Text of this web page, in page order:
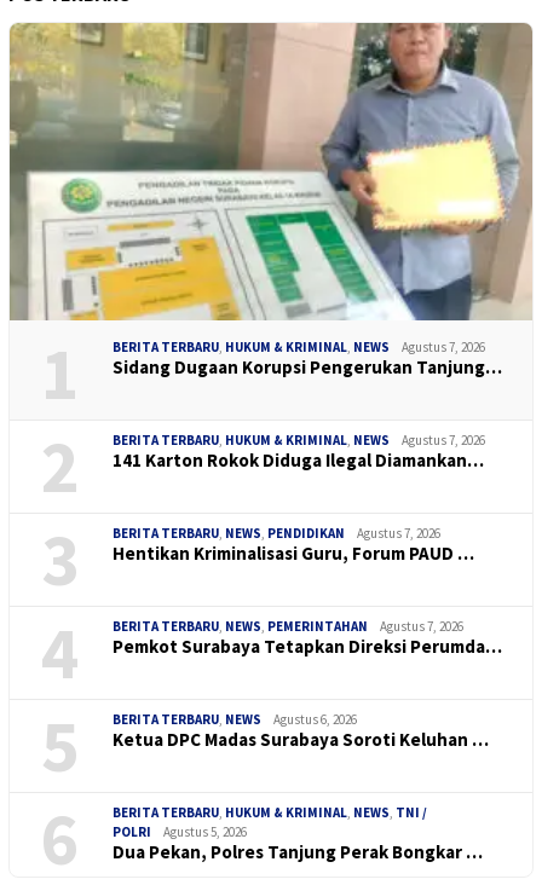
1 BERITA TERBARU, HUKUM & KRIMINAL, NEWS Agustus 7, 2026
Sidang Dugaan Korupsi Pengerukan Tanjung…
2 BERITA TERBARU, HUKUM & KRIMINAL, NEWS Agustus 7, 2026
141 Karton Rokok Diduga Ilegal Diamankan…
3 BERITA TERBARU, NEWS, PENDIDIKAN Agustus 7, 2026
Hentikan Kriminalisasi Guru, Forum PAUD …
4 BERITA TERBARU, NEWS, PEMERINTAHAN Agustus 7, 2026
Pemkot Surabaya Tetapkan Direksi Perumda…
5 BERITA TERBARU, NEWS Agustus 6, 2026
Ketua DPC Madas Surabaya Soroti Keluhan …
6 BERITA TERBARU, HUKUM & KRIMINAL, NEWS, TNI /
POLRI
Agustus 5, 2026
Dua Pekan, Polres Tanjung Perak Bongkar …